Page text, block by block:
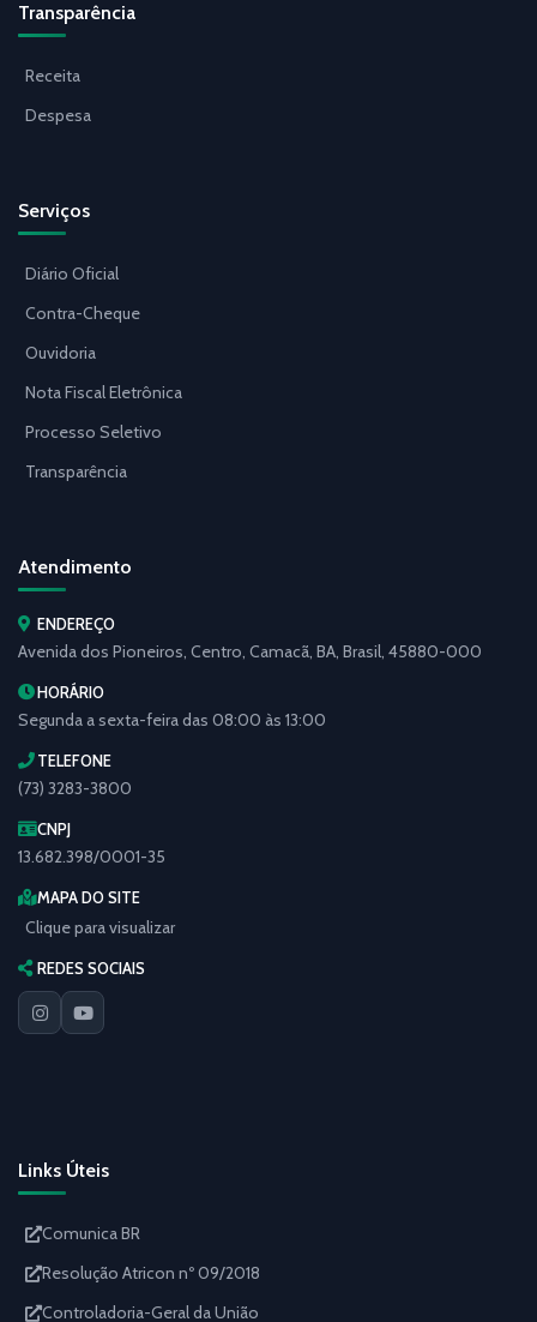
Transparência
Receita
Despesa
Serviços
Diário Oficial
Contra-Cheque
Ouvidoria
Nota Fiscal Eletrônica
Processo Seletivo
Transparência
Atendimento
ENDEREÇO
Avenida dos Pioneiros, Centro, Camacã, BA, Brasil, 45880-000
HORÁRIO
Segunda a sexta-feira das 08:00 às 13:00
TELEFONE
(73) 3283-3800
CNPJ
13.682.398/0001-35
MAPA DO SITE
Clique para visualizar
REDES SOCIAIS
Links Úteis
Comunica BR
Resolução Atricon nº 09/2018
Controladoria-Geral da União